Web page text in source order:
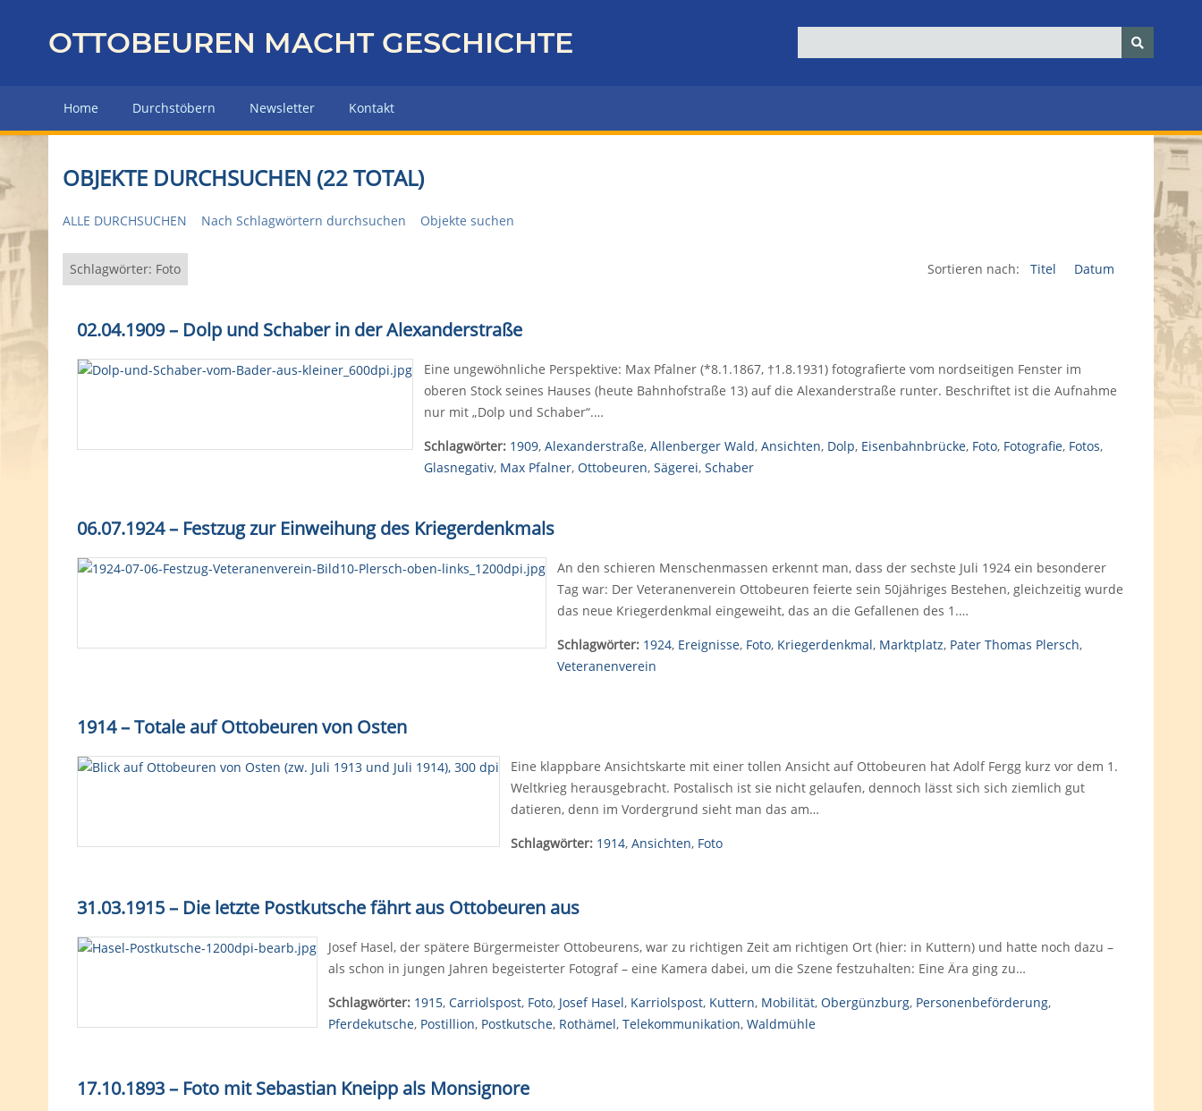
z
r
H
u
p
e
OTTOBEUREN MACHT GESCHICHTE
Home Durchstöbern Newsletter Kontakt
OBJEKTE DURCHSUCHEN (22 TOTAL)
ALLE DURCHSUCHEN Nach Schlagwörtern durchsuchen Objekte suchen
Schlagwörter: Foto Sortieren nach: Titel Datum
02.04.1909 – Dolp und Schaber in der Alexanderstraße
Eine ungewöhnliche Perspektive: Max Pfalner (*8.1.1867, †1.8.1931) fotografierte vom nordseitigen Fenster im
oberen Stock seines Hauses (heute Bahnhofstraße 13) auf die Alexanderstraße runter. Beschriftet ist die Aufnahme
nur mit „Dolp und Schaber“.…
Schlagwörter: 1909, Alexanderstraße, Allenberger Wald, Ansichten, Dolp, Eisenbahnbrücke, Foto, Fotografie, Fotos,
Glasnegativ, Max Pfalner, Ottobeuren, Sägerei, Schaber
06.07.1924 – Festzug zur Einweihung des Kriegerdenkmals
An den schieren Menschenmassen erkennt man, dass der sechste Juli 1924 ein besonderer
Tag war: Der Veteranenverein Ottobeuren feierte sein 50jähriges Bestehen, gleichzeitig wurde
das neue Kriegerdenkmal eingeweiht, das an die Gefallenen des 1.…
Schlagwörter: 1924, Ereignisse, Foto, Kriegerdenkmal, Marktplatz, Pater Thomas Plersch,
Veteranenverein
1914 – Totale auf Ottobeuren von Osten
Eine klappbare Ansichtskarte mit einer tollen Ansicht auf Ottobeuren hat Adolf Fergg kurz vor dem 1.
Weltkrieg herausgebracht. Postalisch ist sie nicht gelaufen, dennoch lässt sich sich ziemlich gut
datieren, denn im Vordergrund sieht man das am…
Schlagwörter: 1914, Ansichten, Foto
31.03.1915 – Die letzte Postkutsche fährt aus Ottobeuren aus
Josef Hasel, der spätere Bürgermeister Ottobeurens, war zu richtigen Zeit am richtigen Ort (hier: in Kuttern) und hatte noch dazu –
als schon in jungen Jahren begeisterter Fotograf – eine Kamera dabei, um die Szene festzuhalten: Eine Ära ging zu…
Schlagwörter: 1915, Carriolspost, Foto, Josef Hasel, Karriolspost, Kuttern, Mobilität, Obergünzburg, Personenbeförderung,
Pferdekutsche, Postillion, Postkutsche, Rothämel, Telekommunikation, Waldmühle
17.10.1893 – Foto mit Sebastian Kneipp als Monsignore